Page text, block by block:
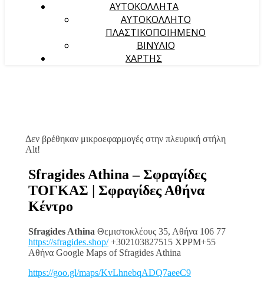
ΑΥΤΟΚΟΛΛΗΤΑ
ΑΥΤΟΚΟΛΛΗΤΟ
ΠΛΑΣΤΙΚΟΠΟΙΗΜΕΝΟ
ΒΙΝΥΛΙΟ
ΧΑΡΤΗΣ
Δεν βρέθηκαν μικροεφαρμογές στην πλευρική στήλη
Alt!
Sfragides Athina – Σφραγίδες
ΤΟΓΚΑΣ | Σφραγίδες Αθήνα
Κέντρο
Sfragides Athina Θεμιστοκλέους 35, Αθήνα 106 77
https://sfragides.shop/+302103827515 XPPM+55
Αθήνα Google Maps of Sfragides Athina
https://goo.gl/maps/KvLhnebqADQ7aeeC9